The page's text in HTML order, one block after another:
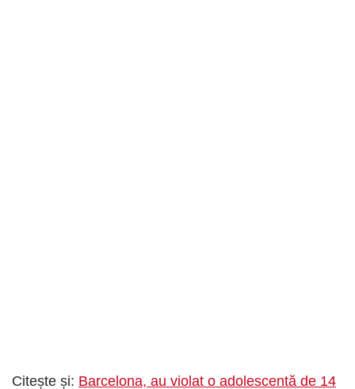
Citește și: Barcelona, au violat o adolescentă de 14